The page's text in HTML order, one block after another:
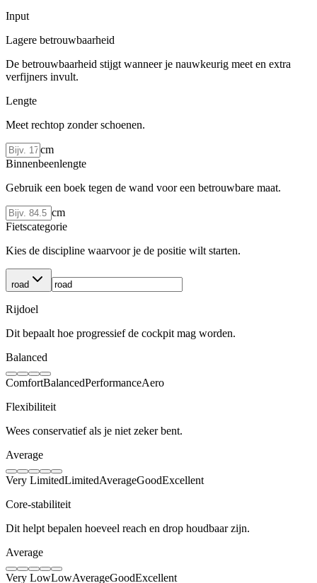
Input
Lagere betrouwbaarheid
De betrouwbaarheid stijgt wanneer je nauwkeurig meet en extra
verfijners invult.
Lengte
Meet rechtop zonder schoenen.
cm
Binnenbeenlengte
Gebruik een boek tegen de wand voor een betrouwbare maat.
cm
Fietscategorie
Kies de discipline waarvoor je de positie wilt starten.
road
Rijdoel
Dit bepaalt hoe progressief de cockpit mag worden.
Balanced
ComfortBalancedPerformanceAero
Flexibiliteit
Wees conservatief als je niet zeker bent.
Average
Very LimitedLimitedAverageGoodExcellent
Core-stabiliteit
Dit helpt bepalen hoeveel reach en drop houdbaar zijn.
Average
Very LowLowAverageGoodExcellent